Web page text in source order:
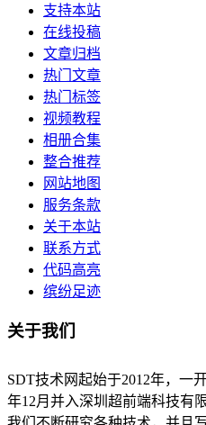
支持本站
在线投稿
文章归档
热门文章
热门标签
视频教程
相册合集
整合推荐
网站地图
服务条款
关于本站
联系方式
代码高亮
缤纷足迹
关于我们
SDT技术网起始于2012年，一
年12月并入深圳超前端科技有